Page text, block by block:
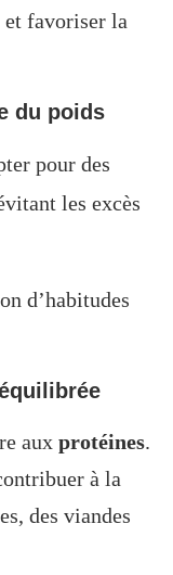
favoriser la
du poids
pour des
les excès
d’habitudes
aux protéines.
à la
des viandes